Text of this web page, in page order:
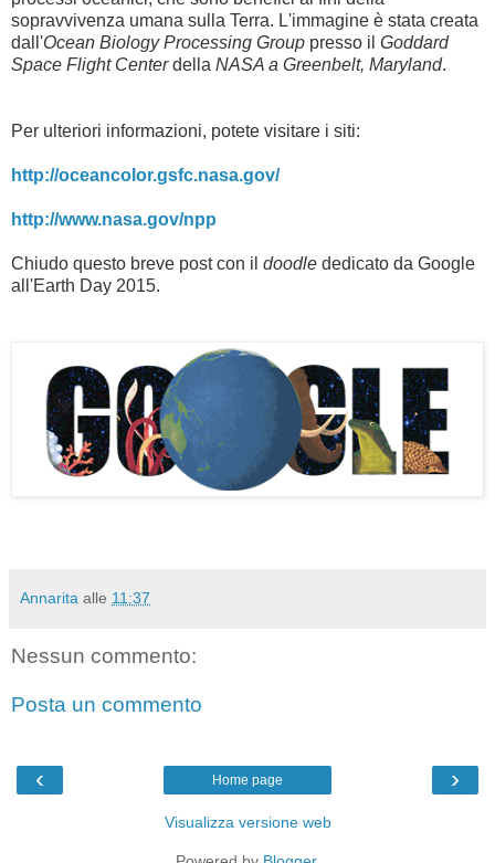
sopravvivenza umana sulla Terra. L'immagine è stata creata
dall'Ocean Biology Processing Group presso il Goddard
Space Flight Centerdella NASA a Greenbelt, Maryland.
Per ulteriori informazioni, potete visitare i siti:
http://oceancolor.gsfc.nasa.gov/
http://www.nasa.gov/npp
Chiudo questo breve post con il doodle dedicato da Google
all'Earth Day 2015.
Annarita alle 11:37
Nessun commento:
Posta un commento
‹ ›
Home page
Visualizza versione web